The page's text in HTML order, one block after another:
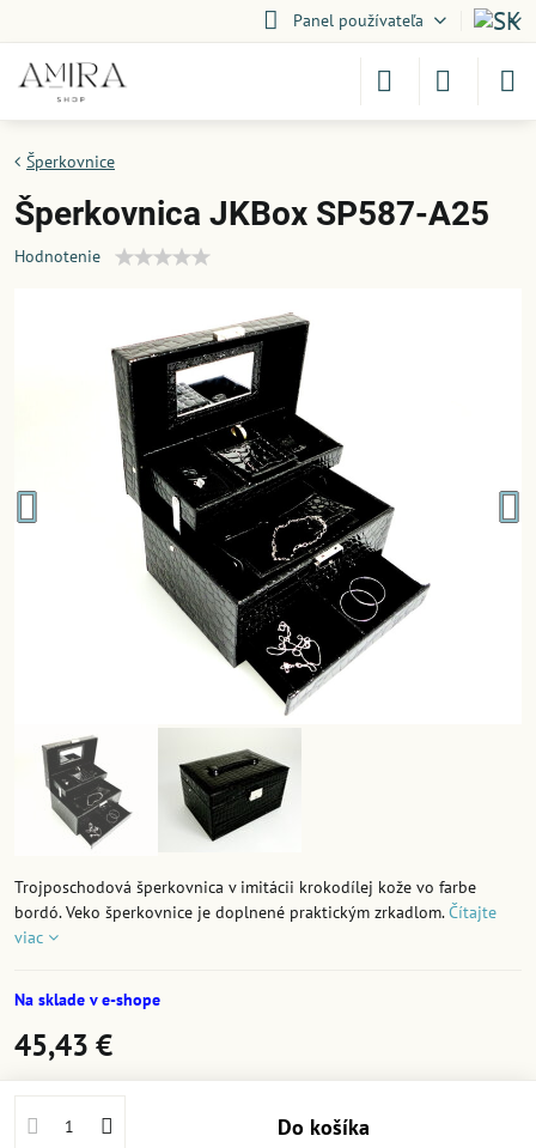
Panel používateľa
Šperkovnice
Šperkovnica JKBox SP587-A25
Hodnotenie
Trojposchodová šperkovnica v imitácii krokodílej kože vo farbe
bordó. Veko šperkovnice je doplnené praktickým zrkadlom.Čítajte
viac
Na sklade v e-shope
45,43 €
Do košíka